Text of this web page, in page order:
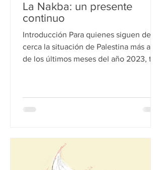
La Nakba: un presente
continuo
Introducción Para quienes siguen de
cerca la situación de Palestina más allá
de los últimos meses del año 2023, tal